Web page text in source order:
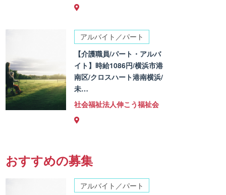
アルバイト／パート
【介護職員/パート・アルバ
イト】時給1086円/横浜市港
南区/クロスハート港南横浜/
未…
社会福祉法人伸こう福祉会
おすすめの募集
アルバイト／パート